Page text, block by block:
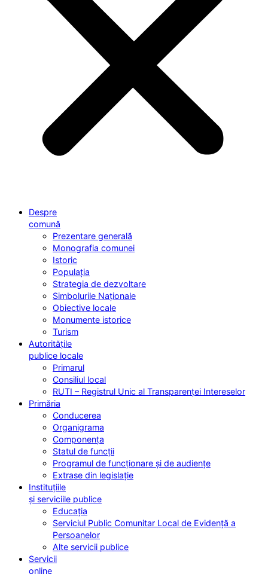
Despre
comună
Prezentare generală
Monografia comunei
Istoric
Populația
Strategia de dezvoltare
Simbolurile Naționale
Obiective locale
Monumente istorice
Turism
Autoritățile
publice locale
Primarul
Consiliul local
RUTI – Registrul Unic al Transparenței Intereselor
Primăria
Conducerea
Organigrama
Componența
Statul de funcții
Programul de funcționare și de audiențe
Extrase din legislație
Instituțiile
și serviciile publice
Educația
Serviciul Public Comunitar Local de Evidență a
Persoanelor
Alte servicii publice
Servicii
online